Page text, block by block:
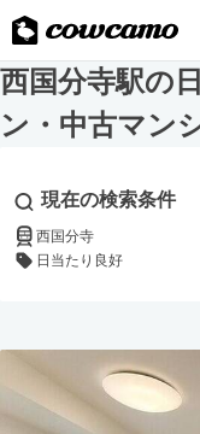
西国分寺駅の
ン・中古マン
現在の検索条件
西国分寺
日当たり良好